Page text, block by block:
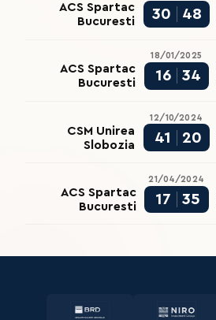
ACS Spartac
Bucuresti
30 48
18/01/2025
ACS Spartac
Bucuresti
16 34
12/10/2024
CSM Unirea
Slobozia
41 20
21/04/2024
ACS Spartac
Bucuresti
17 35